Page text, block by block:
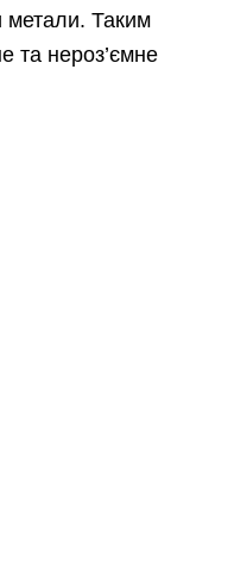
метали. Таким
та нероз’ємне